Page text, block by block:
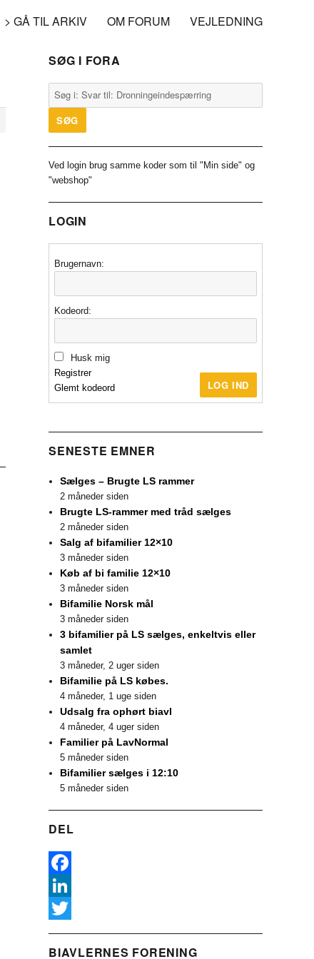
> GÅ TIL ARKIV OM FORUM VEJLEDNING
SØG I FORA
Ved login brug samme koder som til "Min side" og
"webshop"
LOGIN
Brugernavn:
Kodeord:
Husk mig
LOG IND
Registrer
Glemt kodeord
SENESTE EMNER
Sælges – Brugte LS rammer
2 måneder siden
Brugte LS-rammer med tråd sælges
2 måneder siden
Salg af bifamilier 12×10
3 måneder siden
Køb af bi familie 12×10
3 måneder siden
Bifamilie Norsk mål
3 måneder siden
3 bifamilier på LS sælges, enkeltvis eller
samlet
3 måneder, 2 uger siden
Bifamilie på LS købes.
4 måneder, 1 uge siden
Udsalg fra ophørt biavl
4 måneder, 4 uger siden
Familier på LavNormal
5 måneder siden
Bifamilier sælges i 12:10
5 måneder siden
DEL
F
a
e
L
nw
BIAVLERNES FORENING